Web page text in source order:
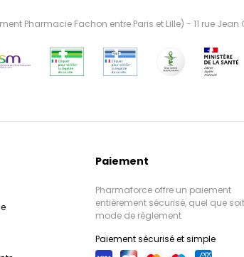
Pharmacie Fachon entre Paris et Lille) - 11 rue
Paiement
Pharmaforce offre un paiement
entièrement sécurisé, quel que
mode de règlement
Paiement sécurisé et simple